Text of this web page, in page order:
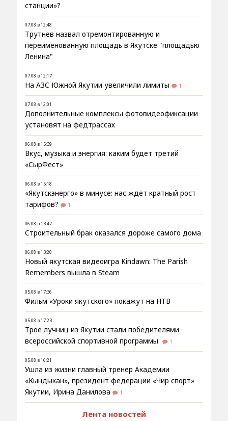
станции»?
07.08 в 12:48
Трутнев назвал отремонтированную и
переименованную площадь в Якутске "площадью
Ленина"
07.08 в 12:17
На АЗС Южной Якутии увеличили лимиты 1
07.08 в 12:01
Дополнительные комплексы фотовидеофиксации
установят на федтрассах
06.08 в 15:39
Вкус, музыка и энергия: каким будет третий
«СырФест»
06.08 в 15:18
«Якутскэнерго» в минусе: нас ждёт кратный рост
тарифов?
1
06.08 в 13:47
Строительный брак оказался дороже самого дома
06.08 в 13:20
Новый якутская видеоигра Kindawn: The Parish
Remembers вышла в Steam
05.08 в 17:36
Фильм «Уроки якутского» покажут на НТВ
05.08 в 17:23
Трое лучниц из Якутии стали победителями
всероссийской спортивной программы
1
05.08 в 16:21
Ушла из жизни главный тренер Академии
«Кындыкан», президент федерации «Чир спорт»
Якутии, Ирина Данилова
1
Лента новостей